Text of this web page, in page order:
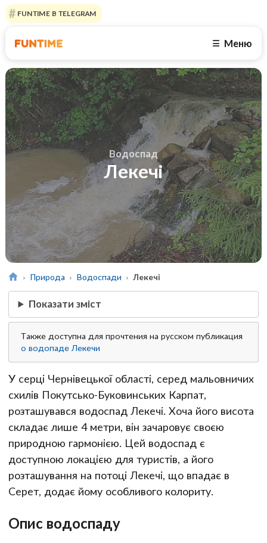
FUNTIME В TELEGRAM
☰ Меню
Водоспад
Лекечі
Природа Водоспади Лекечі
Показати зміст
Также доступна для прочтения на русском публикация
о водопаде Лекечи
У серці Чернівецької області, серед мальовничих
схилів Покутсько-Буковинських Карпат,
розташувався водоспад Лекечі. Хоча його висота
складає лише 4 метри, він зачаровує своєю
природною гармонією. Цей водоспад є
доступною локацією для туристів, а його
розташування на потоці Лекечі, що впадає в
Серет, додає йому особливого колориту.
Опис водоспаду